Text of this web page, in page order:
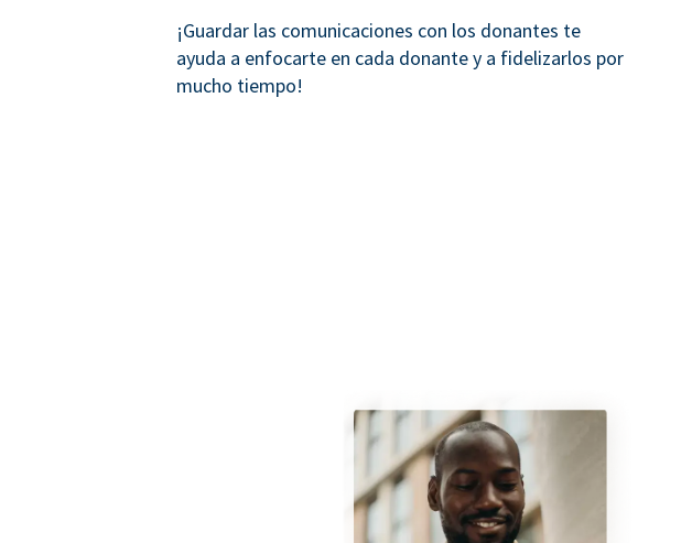
¡Guardar las comunicaciones con los donantes te
ayuda a enfocarte en cada donante y a fidelizarlos por
mucho tiempo!